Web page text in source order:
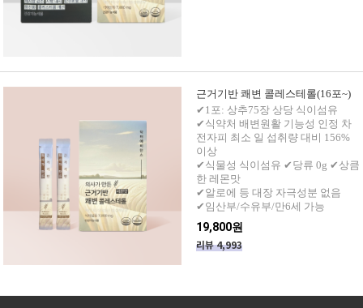
근거기반 쾌변 콜레스테롤(16포~)
✔1포: 상추75장 상당 식이섬유
✔식약처 배변원활 기능성 인정 차
전자피 최소 일 섭취량 대비 156%
이상
✔식물성 식이섬유 ✔당류 0g ✔상큼
한 레몬맛
✔알로에 등 대장 자극성분 없음
✔임산부/수유부/만6세 가능
19,800원
리뷰 4,993